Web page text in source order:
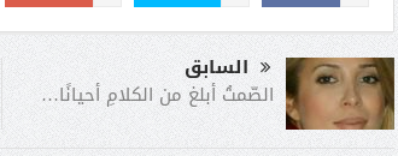
السابق
الصّمتُ أبلغ من الكلامِ أحيانًا…